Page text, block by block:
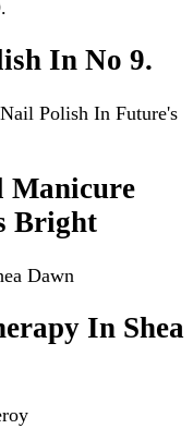
In No 9.
Manicure
Bright
In Shea